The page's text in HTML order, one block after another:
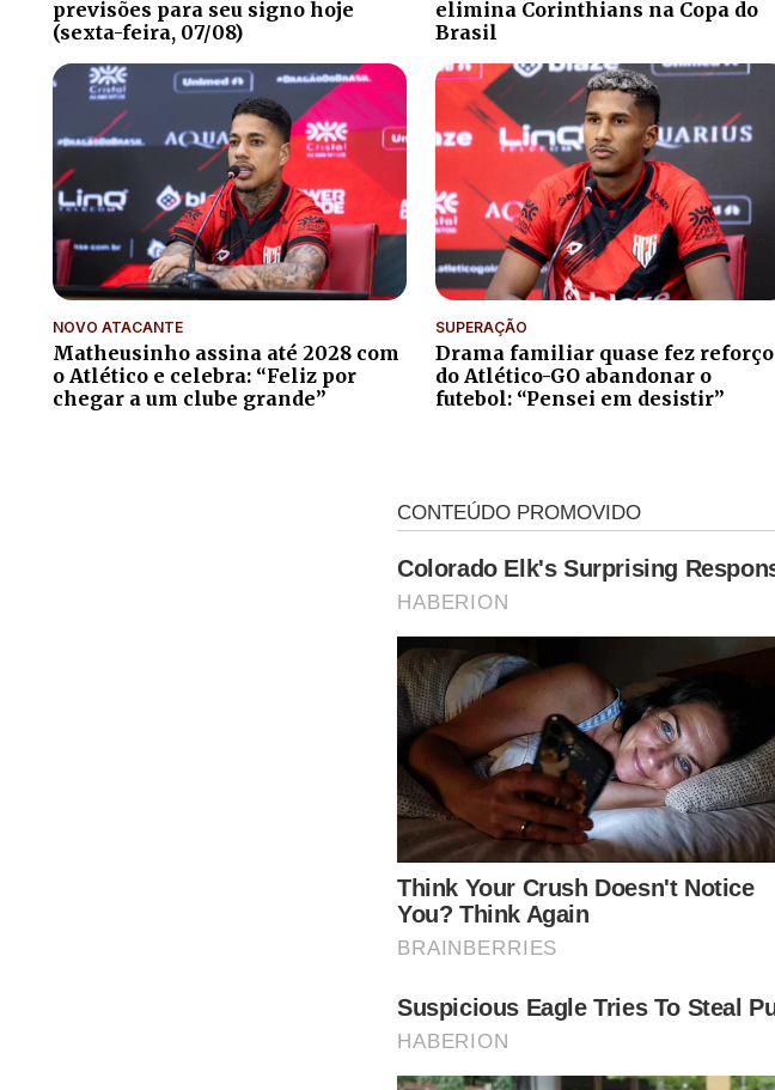
previsões para seu signo hoje
(sexta-feira, 07/08)
elimina Corinthians na Copa do
Brasil
NOVO ATACANTE
Matheusinho assina até 2028 com
o Atlético e celebra: “Feliz por
chegar a um clube grande”
SUPERAÇÃO
Drama familiar quase fez reforço
do Atlético-GO abandonar o
futebol: “Pensei em desistir”